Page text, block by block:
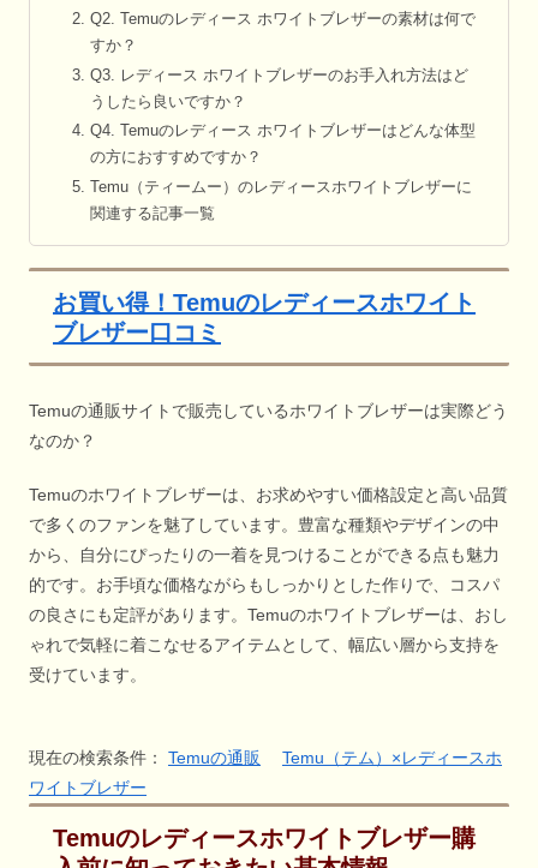
Q2. Temuのレディース ホワイトブレザーの素材は何で
すか？
Q3. レディース ホワイトブレザーのお手入れ方法はど
うしたら良いですか？
Q4. Temuのレディース ホワイトブレザーはどんな体型
の方におすすめですか？
Temu（ティームー）のレディースホワイトブレザーに
関連する記事一覧
お買い得！Temuのレディースホワイト
ブレザー口コミ
Temuの通販サイトで販売しているホワイトブレザーは実際どう
なのか？
Temuのホワイトブレザーは、お求めやすい価格設定と高い品質
で多くのファンを魅了しています。豊富な種類やデザインの中
から、自分にぴったりの一着を見つけることができる点も魅力
的です。お手頃な価格ながらもしっかりとした作りで、コスパ
の良さにも定評があります。Temuのホワイトブレザーは、おし
ゃれで気軽に着こなせるアイテムとして、幅広い層から支持を
受けています。
現在の検索条件： Temuの通販
Temu（テム）×レディースホ
ワイトブレザー
Temuのレディースホワイトブレザー購